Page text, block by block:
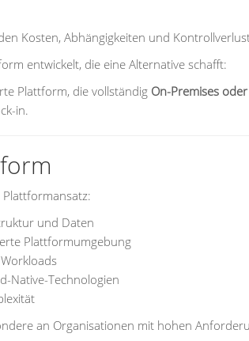
Kosten, Abhängigkeiten und
entwickelt, die eine Alternative schafft:
Plattform, die vollständig On-Premises
in.
und Daten
Plattformumgebung
Native-Technologien
an Organisationen mit hohen